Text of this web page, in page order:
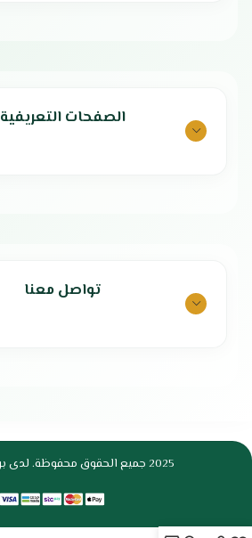
الصفحات التعريفية
تواصل معنا
2025 جميع الحقوق محفوظة. لدى بريق الأجهزة ©